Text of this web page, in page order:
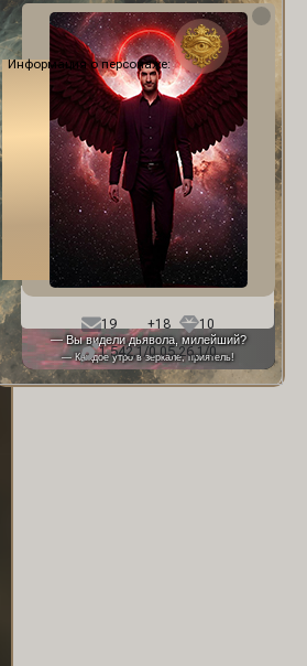
Информация о персонаже:
— Вы видели дьявола, милейший?
— Каждое утро в зеркале, приятель!
19 +18
10
1 542,1/0 05.26,1/0